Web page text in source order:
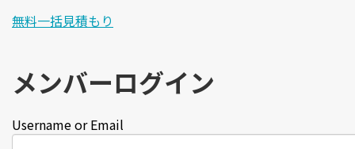
無料一括見積もり
メンバーログイン
Username or Email